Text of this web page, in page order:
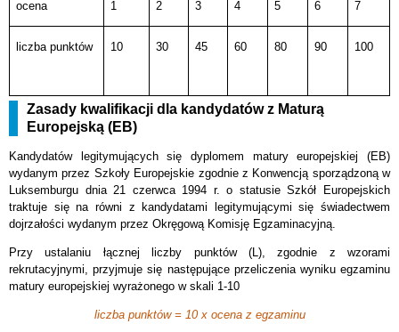
ocena 1 2 3 4 5 6 7
liczba punktów 10 30 45 60 80 90 100
Zasady kwalifikacji dla kandydatów z Maturą
Europejską (EB)
Kandydatów legitymujących się dyplomem matury europejskiej (EB)
wydanym przez Szkoły Europejskie zgodnie z Konwencją sporządzoną w
Luksemburgu dnia 21 czerwca 1994 r. o statusie Szkół Europejskich
traktuje się na równi z kandydatami legitymującymi się świadectwem
dojrzałości wydanym przez Okręgową Komisję Egzaminacyjną.
Przy ustalaniu łącznej liczby punktów (L), zgodnie z wzorami
rekrutacyjnymi, przyjmuje się następujące przeliczenia wyniku egzaminu
matury europejskiej wyrażonego w skali 1-10
liczba punktów = 10 x ocena z egzaminu